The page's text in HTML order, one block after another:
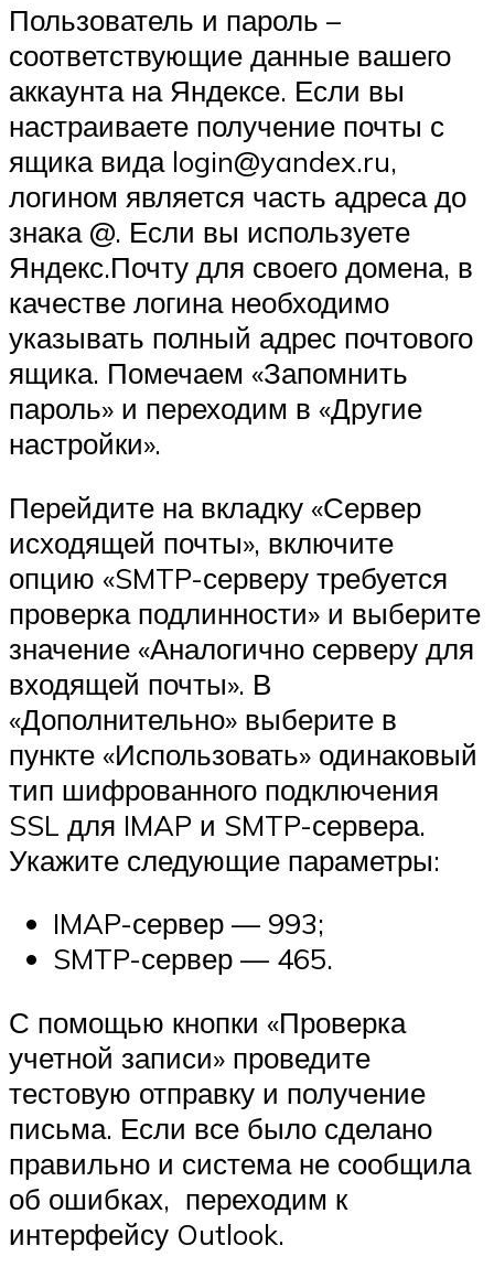
Пользователь и пароль –
соответствующие данные вашего
аккаунта на Яндексе. Если вы
настраиваете получение почты с
ящика вида login@yandex.ru,
логином является часть адреса до
знака @. Если вы используете
Яндекс.Почту для своего домена, в
качестве логина необходимо
указывать полный адрес почтового
ящика. Помечаем «Запомнить
пароль» и переходим в «Другие
настройки».
Перейдите на вкладку «Сервер
исходящей почты», включите
опцию «SMTP-серверу требуется
проверка подлинности» и выберите
значение «Аналогично серверу для
входящей почты». В
«Дополнительно» выберите в
пункте «Использовать» одинаковый
тип шифрованного подключения
SSL для IMAP и SMTP-сервера.
Укажите следующие параметры:
IMAP-сервер — 993;
SMTP-сервер — 465.
С помощью кнопки «Проверка
учетной записи» проведите
тестовую отправку и получение
письма. Если все было сделано
правильно и система не сообщила
об ошибках, переходим к
интерфейсу Outlook.